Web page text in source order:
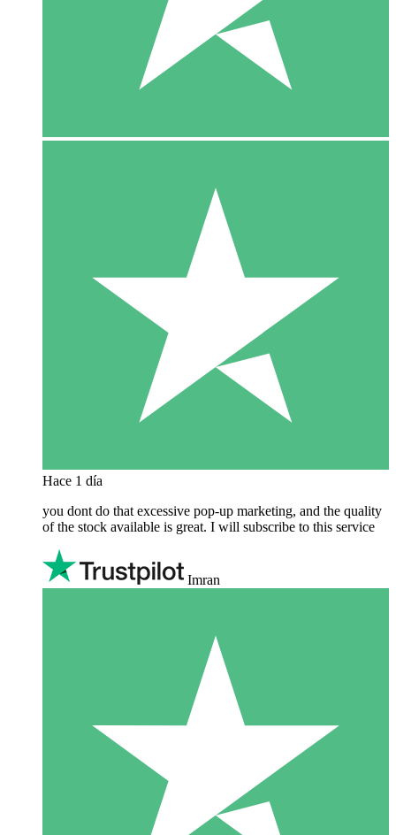
Hace 1 día
you dont do that excessive pop-up marketing, and the quality
of the stock available is great. I will subscribe to this service
Imran